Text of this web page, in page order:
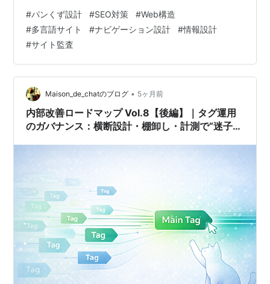
ジ” は、慣れていないと一気に地図が乱れます。 さら
に、組織の事情でカテゴリを増やしたり、メニュー名を
変えたり、記事を移動したりすると、パンくず ↔ URL
↔ ナビ ↔ サイトマップ が静かにズレていきます。 そ
こで後編では、「崩れにくい運…
#パンくず設計 #SEO対策 #Web構造
#多言語サイト #ナビゲーション設計 #情報設計
#サイト監査
Maison_de_chatのブログ • 5ヶ月前
内部改善ロードマップ Vol.8【後編】｜タグ運用
のガバナンス：横断設計・棚卸し・計測で“迷子ゼ